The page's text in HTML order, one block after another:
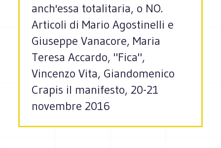
anch'essa totalitaria, o NO.
Articoli di Mario Agostinelli e
Giuseppe Vanacore, Maria
Teresa Accardo, "Fica",
Vincenzo Vita, Giandomenico
Crapis il manifesto, 20-21
novembre 2016